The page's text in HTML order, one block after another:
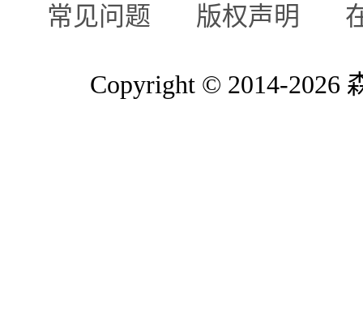
常见问题 版权声明
Copyright © 2014-2026